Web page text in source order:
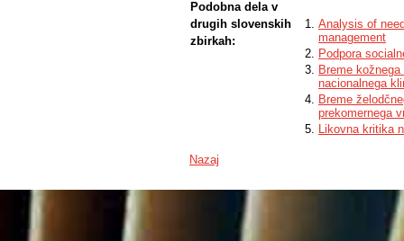
Podobna dela v
drugih slovenskih
zbirkah:
Analysis of
management
Podpora
Breme
nacionalnega
Breme
prekomernega
Likovna kritika
Nazaj